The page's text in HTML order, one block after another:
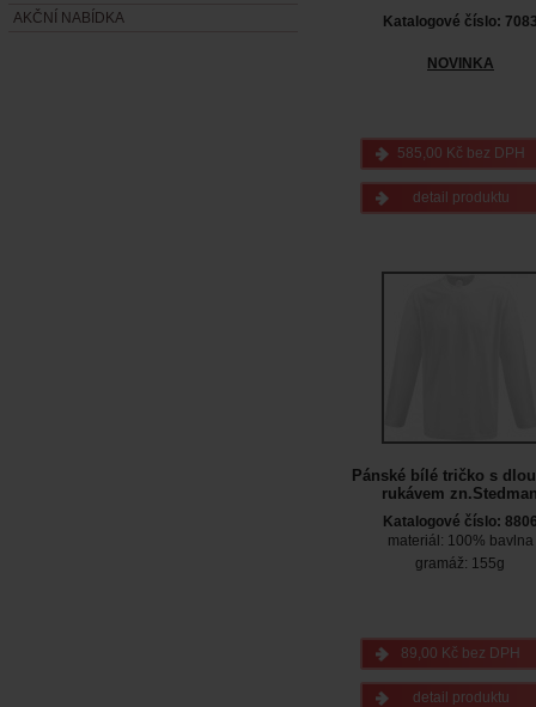
AKČNÍ NABÍDKA
Katalogové číslo:
NOVINKA
585,00 Kč bez DPH
detail produktu
Pánské bílé tričko s
rukávem
Katalogové číslo:
materiál: 100% bavlna
gramáž: 155g
89,00 Kč bez DPH
detail produktu